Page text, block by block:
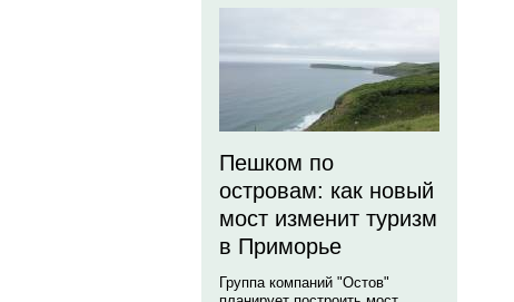
Пешком по
островам: как новый
мост изменит туризм
в Приморье
Группа компаний "Остов"